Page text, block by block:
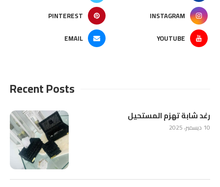
INSTAGRAM
PINTEREST
YOUTUBE
EMAIL
Recent Posts
رغد شابة تهزم المستحيل
10 ديسمبر، 2025